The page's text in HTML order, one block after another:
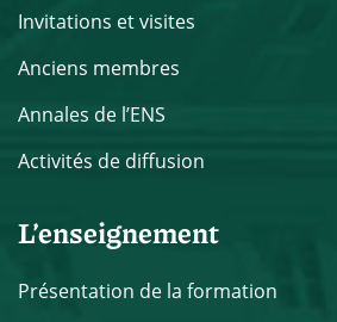
Invitations et visites
Anciens membres
Annales de l’ENS
Activités de diffusion
L’enseignement
Présentation de la formation